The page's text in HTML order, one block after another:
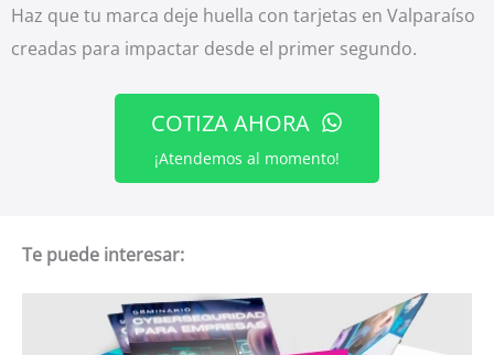
Haz que tu marca deje huella con tarjetas en Valparaíso
creadas para impactar desde el primer segundo.
COTIZA AHORA
¡Atendemos al momento!
Te puede interesar: